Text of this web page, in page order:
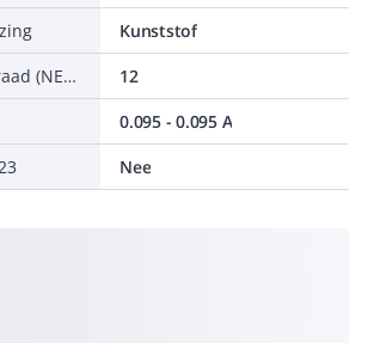
Kunststof
Beschermingsgraad (NEMA)
12
0.095 - 0.095 A
Nee